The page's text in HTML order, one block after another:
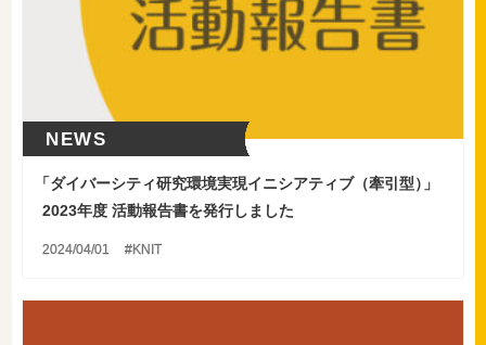
NEWS
「ダイバーシティ研究環境実現イニシアティブ（牽引型） 」
2023年度 活動報告書を発行しました
2024/04/01 KNIT